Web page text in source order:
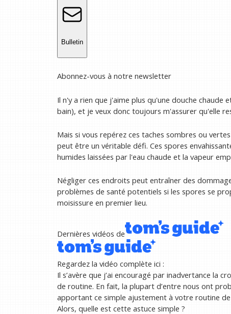
Bulletin
Abonnez-vous à notre newsletter
Il n'y a rien que j'aime plus qu'une douche
bain), et je veux donc toujours m'assurer qu'elle
Mais si vous repérez ces taches sombres ou
peut être un véritable défi. Ces spores
humides laissées par l'eau chaude et la vapeur
Négliger ces endroits peut entraîner des
problèmes de santé potentiels si les spores se
moisissure en premier lieu.
Dernières vidéos de
Regardez la vidéo complète ici :
Il s’avère que j’ai encouragé par inadvertance la
de routine. En fait, la plupart d’entre nous ont
apportant ce simple ajustement à votre routine
Alors, quelle est cette astuce simple ?